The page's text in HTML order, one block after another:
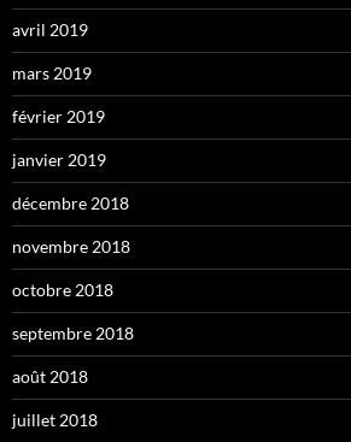
avril 2019
mars 2019
février 2019
janvier 2019
décembre 2018
novembre 2018
octobre 2018
septembre 2018
août 2018
juillet 2018